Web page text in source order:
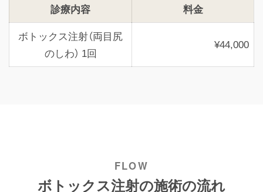
診療内容
料金
ボトックス注射（両目尻
のしわ） 1回
¥44,000
ボトックス注射の施術の流れ